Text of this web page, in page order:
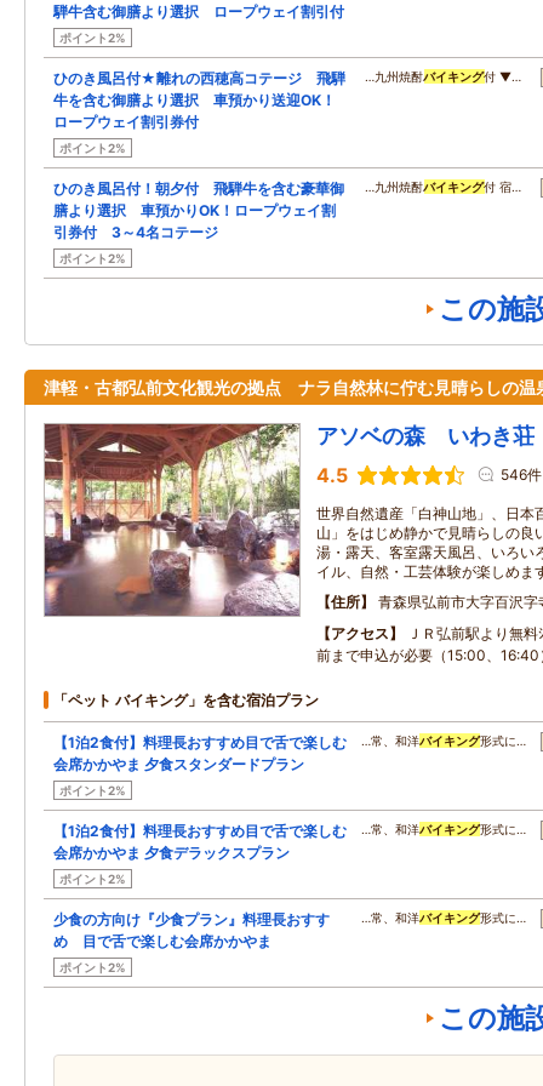
騨牛含む御膳より選択 ロープウェイ割引付
ポイント2%
ひのき風呂付★離れの西穂高コテージ 飛騨
牛を含む御膳より選択 車預かり送迎OK！
ロープウェイ割引券付
ポイント2%
…九州焼酎バイキング付 ▼…
ひのき風呂付！朝夕付 飛騨牛を含む豪華御
膳より選択 車預かりOK！ロープウェイ割
引券付 3～4名コテージ
ポイント2%
…九州焼酎バイキング付 宿…
この施
津軽・古都弘前文化観光の拠点 ナラ自然林に佇む見晴らしの温
アソベの森 いわき荘
4.5 546件
世界自然遺産「白神山地」、日本
山」をはじめ静かで見晴らしの良
湯・露天、客室露天風呂、いろい
イル、自然・工芸体験が楽しめま
住所
青森県弘前市大字百沢
アクセス
ＪＲ弘前駅より無
前まで申込が必要（15:00、16:40
「ペット バイキング」を含む宿泊プラン
【1泊2食付】料理長おすすめ目で舌で楽しむ
会席かかやま 夕食スタンダードプラン
ポイント2%
…常、和洋バイキング形式に…
【1泊2食付】料理長おすすめ目で舌で楽しむ
会席かかやま 夕食デラックスプラン
ポイント2%
…常、和洋バイキング形式に…
少食の方向け『少食プラン』料理長おすす
め 目で舌で楽しむ会席かかやま
ポイント2%
…常、和洋バイキング形式に…
この施